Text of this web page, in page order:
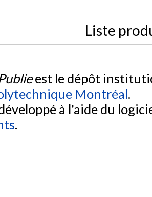
Liste
est le dépôt
Montréal.
à l'aide du
.